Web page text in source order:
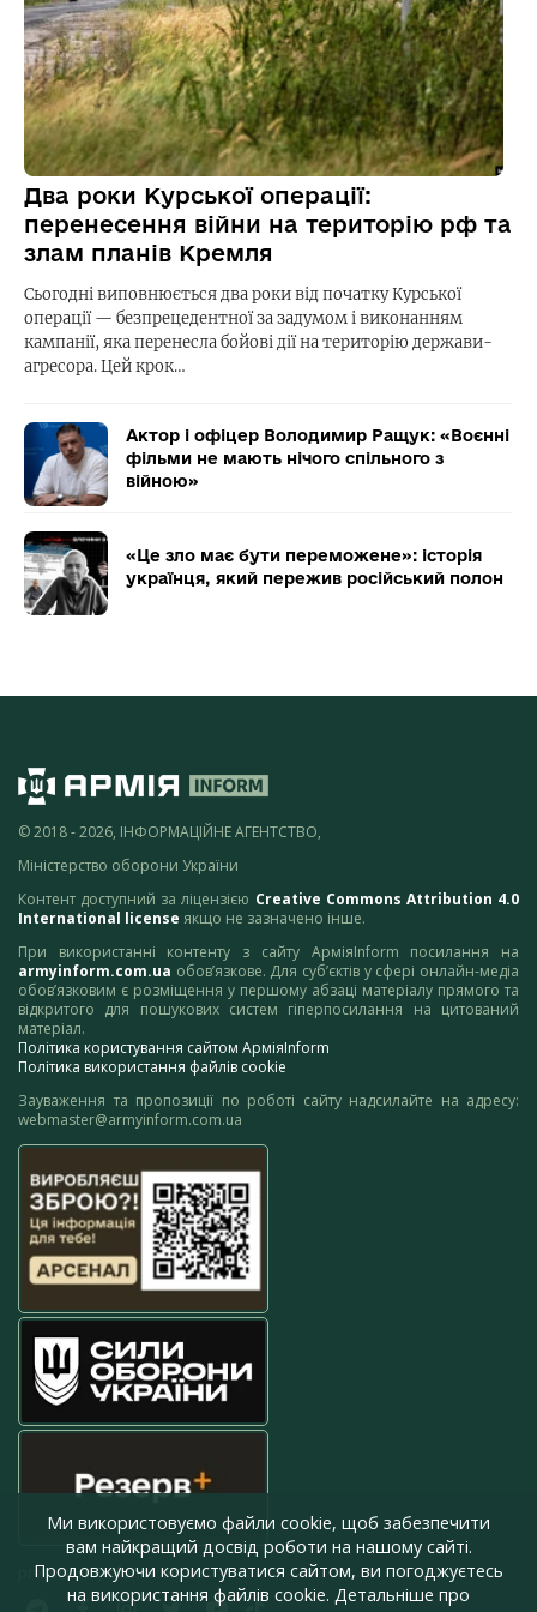
Два роки Курської операції:
перенесення війни на територію рф та
злам планів Кремля
Сьогодні виповнюється два роки від початку Курської
операції — безпрецедентної за задумом і виконанням
кампанії, яка перенесла бойові дії на територію держави-
агресора. Цей крок…
Актор і офіцер Володимир Ращук: «Воєнні
фільми не мають нічого спільного з
війною»
«Це зло має бути переможене»: історія
українця, який пережив російський полон
© 2018 - 2026, ІНФОРМАЦІЙНЕ АГЕНТСТВО,
Міністерство оборони України
Контент доступний за ліцензією Creative Commons Attribution 4.0
International license якщо не зазначено інше.
При використанні контенту з сайту АрміяInform посилання на
armyinform.com.ua обов’язкове. Для суб’єктів у сфері онлайн-медіа
обов’язковим є розміщення у першому абзаці матеріалу прямого та
відкритого для пошукових систем гіперпосилання на цитований
матеріал.
Політика користування сайтом АрміяInform
Політика використання файлів cookie
Зауваження та пропозиції по роботі сайту надсилайте на адресу:
webmaster@armyinform.com.ua
press@armyinform.com.ua
Ми використовуємо файли cookie, щоб забезпечити
вам найкращий досвід роботи на нашому сайті.
Продовжуючи користуватися сайтом, ви погоджуєтесь
на використання файлів cookie. Детальніше про